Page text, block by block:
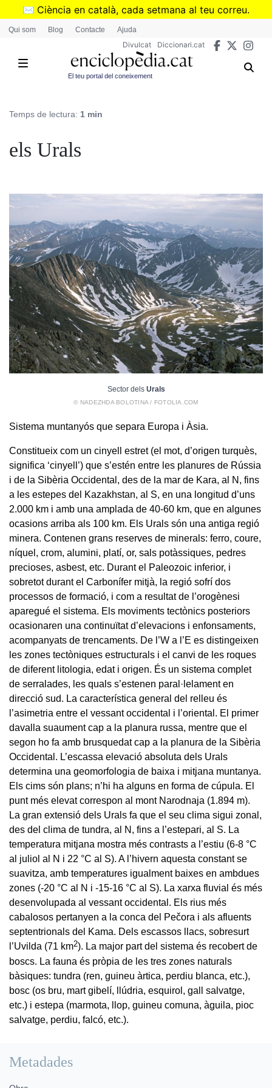
Vés
✉️ Ciència en català, cada setmana al teu correu.
➜Subscriu-te al butlletí de Divulcat
Qui som Blog Contacte Ajuda
Divulcat Diccionari.cat
El teu portal del coneixement
Temps de lectura: 1 min
els Urals
Sector dels Urals
© NADEZHDA BOLOTINA / FOTOLIA.COM
Sistema muntanyós que separa Europa i Àsia.
Constitueix com un cinyell estret (el mot, d’origen turquès,
significa ‘cinyell’) que s’estén entre les planures de Rússia
i de la Sibèria Occidental, des de la mar de Kara, al N, fins
a les estepes del Kazakhstan, al S, en una longitud d’uns
2.000 km i amb una amplada de 40-60 km, que en algunes
ocasions arriba als 100 km. Els Urals són una antiga regió
minera. Contenen grans reserves de minerals: ferro, coure,
níquel, crom, alumini, platí, or, sals potàssiques, pedres
precioses, asbest, etc. Durant el Paleozoic inferior, i
sobretot durant el Carbonífer mitjà, la regió sofrí dos
processos de formació, i com a resultat de l’orogènesi
aparegué el sistema. Els moviments tectònics posteriors
ocasionaren una continuïtat d’elevacions i enfonsaments,
acompanyats de trencaments. De l’W a l’E es distingeixen
les zones tectòniques estructurals i el canvi de les roques
de diferent litologia, edat i origen. És un sistema complet
de serralades, les quals s’estenen paral·lelament en
direcció sud. La característica general del relleu és
l’asimetria entre el vessant occidental i l’oriental. El primer
davalla suaument cap a la planura russa, mentre que el
segon ho fa amb brusquedat cap a la planura de la Sibèria
Occidental. L’escassa elevació absoluta dels Urals
determina una geomorfologia de baixa i mitjana muntanya.
Els cims són plans; n’hi ha alguns en forma de cúpula. El
punt més elevat correspon al mont Narodnaja (1.894 m).
La gran extensió dels Urals fa que el seu clima sigui zonal,
des del clima de tundra, al N, fins a l’estepari, al S. La
temperatura mitjana mostra més contrasts a l’estiu (6-8 °C
al juliol al N i 22 °C al S). A l’hivern aquesta constant se
suavitza, amb temperatures igualment baixes en ambdues
zones (-20 °C al N i -15-16 °C al S). La xarxa fluvial és més
desenvolupada al vessant occidental. Els rius més
cabalosos pertanyen a la conca del Pečora i als afluents
septentrionals del Kama. Dels escassos llacs, sobresurt
l’Uvilda (71 km2). La major part del sistema és recobert de
boscs. La fauna és pròpia de les tres zones naturals
bàsiques: tundra (ren, guineu àrtica, perdiu blanca, etc.),
bosc (os bru, mart gibelí, llúdria, esquirol, gall salvatge,
etc.) i estepa (marmota, llop, guineu comuna, àguila, pioc
salvatge, perdiu, falcó, etc.).
Metadades